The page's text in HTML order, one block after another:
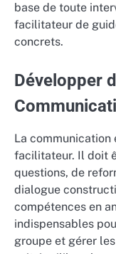
base de toute
facilitateur de
concrets.
Développer
La
facilitateur. Il doit
questions, de
dialogue
compétences en
indispensables
groupe et gérer